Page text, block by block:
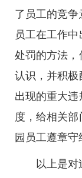
了员工的竞
员工在工作
处罚的方法，
认识，并积极
出现的重大违
度，给相关
园员工遵章守
以上是